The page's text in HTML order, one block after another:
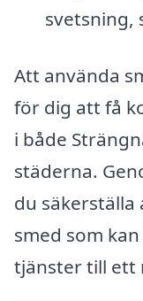
svetsning,
Att använda
för dig att få
i både
städerna.
du
smed som
tjänster till ett